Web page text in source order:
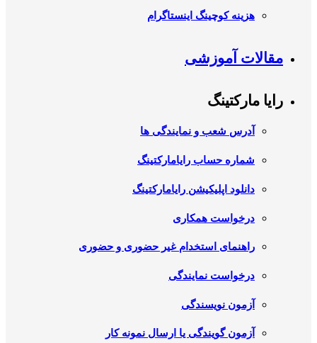
هزینه کوچینگ اینستاگرام
مقالات آموزشی
رایا مارکتینگ
آدرس شعب و نمایندگی ها
شماره حساب رایامارکتینگ
دانلود اپلیکیشن رایامارکتینگ
درخواست همکاری
راهنمای استخدام غیر حضوری و حضوری
درخواست نمایندگی
آزمون نویسندگی
آزمون گویندگی یا ارسال نمونه کار